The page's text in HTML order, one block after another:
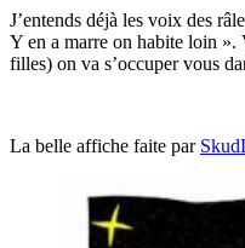
J’entends déjà les voix des
Y en a marre on habite loin ».
filles) on va s’occuper vous
La belle affiche faite par